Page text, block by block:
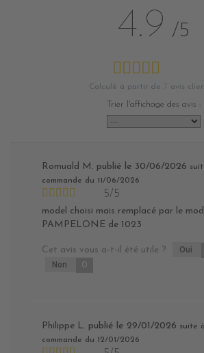
4.9 /5
Calculé à partir de avis
Trier l'affichage des avis :
Romuald M. publié le 30/06/2026
commande du 11/06/2026
5/5
model choisi mais remplacé par le
PAMPELONE de 1023
Cet avis vous a-t-il été utile ? Oui
Non 0
Philippe L. publié le 29/01/2026 suite
commande du 12/01/2026